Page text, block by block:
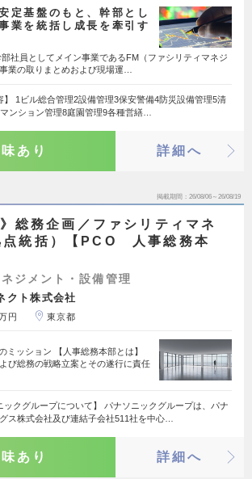
定基盤のもと、幹部とし
業を統括し成長を牽引す
部社員としてメイン事業であるFM（ファシリティマネジ
業の取りまとめおよび現場運…
】 1ビル総合管理2設備管理3保安警備4防災設備管理5清
ンション管理8庭園管理9各種営繕…
あり 詳細へ
掲載期間 26/08/06～26/08/19
》総務企画／ファシリティマネ
点統括）【PCO 人事総務本
ジメント・設備管理
クト株式会社
円 東京都
ミッション 【人事総務本部とは】
び総務の戦略立案とその遂行に責任
ックグループについて】 パナソニックグループは、パナ
ス株式会社及び連結子会社511社を中心…
あり 詳細へ